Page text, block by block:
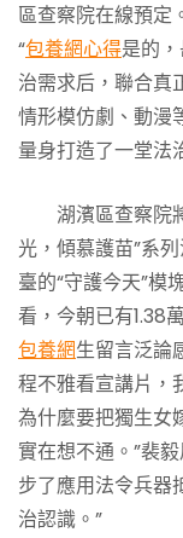
區查察院在線預定
“包養網心得是的
治需求后，聯合真
情形模仿劇、動漫
量身打造了一堂法
湖濱區查察院
光，傾慕護苗”系
臺的“守護今天”模
看，今朝已有1.38
包養網生留言泛論
程不雅看宣講片，
為什麼要把獨生女
實在想不通。”裴
步了應用法令兵器
治認識。”